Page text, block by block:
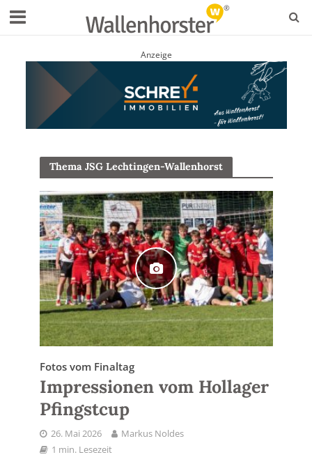
Anzeige
Thema JSG Lechtingen-Wallenhorst
Fotos vom Finaltag
Impressionen vom Hollager
Pfingstcup
26. Mai 2026
Markus Noldes
1 min. Lesezeit